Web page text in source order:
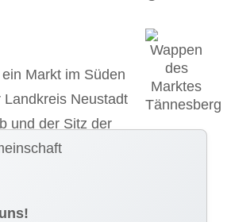
ein Markt im Süden
Neustadt
und der Sitz der